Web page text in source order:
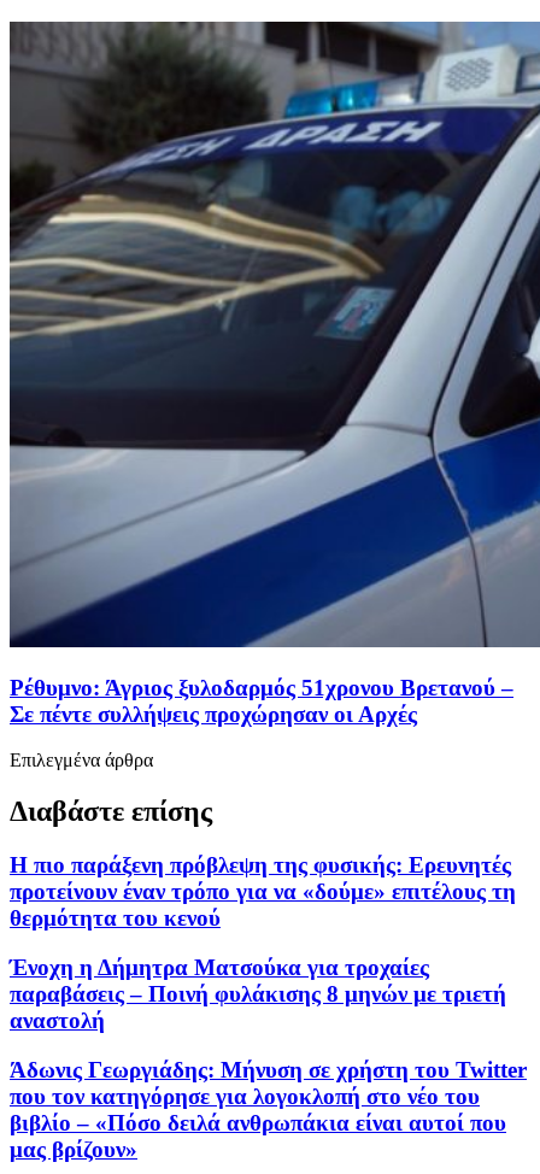
Ρέθυμνο: Άγριος ξυλοδαρμός 51χρονου Βρετανού –
Σε πέντε συλλήψεις προχώρησαν οι Αρχές
Επιλεγμένα άρθρα
Διαβάστε επίσης
Η πιο παράξενη πρόβλεψη της φυσικής: Ερευνητές
προτείνουν έναν τρόπο για να «δούμε» επιτέλους τη
θερμότητα του κενού
Ένοχη η Δήμητρα Ματσούκα για τροχαίες
παραβάσεις – Ποινή φυλάκισης 8 μηνών με τριετή
αναστολή
Άδωνις Γεωργιάδης: Μήνυση σε χρήστη του Twitter
που τον κατηγόρησε για λογοκλοπή στο νέο του
βιβλίο – «Πόσο δειλά ανθρωπάκια είναι αυτοί που
μας βρίζουν»